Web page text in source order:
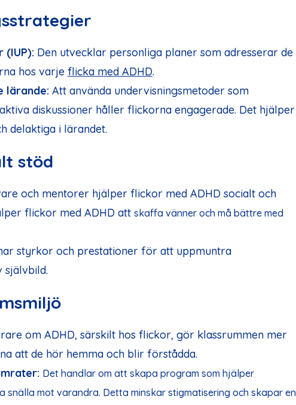
(IUP): Den utvecklar personliga planer som adresserar de
hos varje flicka med ADHD.
lärande: Att använda undervisningsmetoder som
diskussioner håller flickorna engagerade. Det hjälper
delaktiga i lärandet.
stöd
och mentorer hjälper flickor med ADHD socialt och
flickor med ADHD att skaffa vänner och må bättre med
styrkor och prestationer för att uppmuntra
självbild.
om ADHD, särskilt hos flickor, gör klassrummen mer
att de hör hemma och blir förstådda.
Det handlar om att skapa program som hjälper
mot varandra. Detta minskar stigmatisering och skapar en